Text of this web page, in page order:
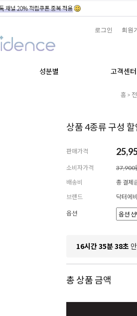
로그인 회원
성분별 고객센터
홈 >
상품 4종류 구성
판매가격
소비자가격
37,900
배송비
총 결제
브랜드
닥터에
옵션
16시간 35분 37초
총 상품 금액